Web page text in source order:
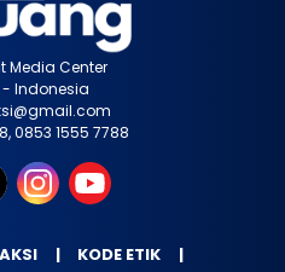
Media Center
Indonesia
0853 1555 7788
KODE ETIK